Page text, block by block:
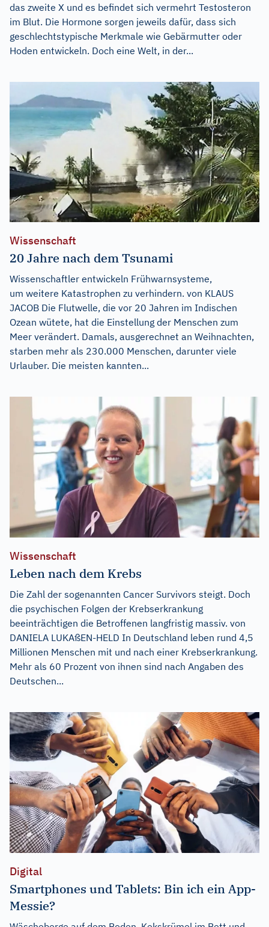
das zweite X und es befindet sich vermehrt Testosteron
im Blut. Die Hormone sorgen jeweils dafür, dass sich
geschlechtstypische Merkmale wie Gebärmutter oder
Hoden entwickeln. Doch eine Welt, in der...
Wissenschaft
20 Jahre nach dem Tsunami
Wissenschaftler entwickeln Frühwarnsysteme,
um weitere Katastrophen zu verhindern. von KLAUS
JACOB Die Flutwelle, die vor 20 Jahren im Indischen
Ozean wütete, hat die Einstellung der Menschen zum
Meer verändert. Damals, ausgerechnet an Weihnachten,
starben mehr als 230.000 Menschen, darunter viele
Urlauber. Die meisten kannten...
Wissenschaft
Leben nach dem Krebs
Die Zahl der sogenannten Cancer Survivors steigt. Doch
die psychischen Folgen der Krebserkrankung
beeinträchtigen die Betroffenen langfristig massiv. von
DANIELA LUKAßEN-HELD In Deutschland leben rund 4,5
Millionen Menschen mit und nach einer Krebserkrankung.
Mehr als 60 Prozent von ihnen sind nach Angaben des
Deutschen...
Digital
Smartphones und Tablets: Bin ich ein App-
Messie?